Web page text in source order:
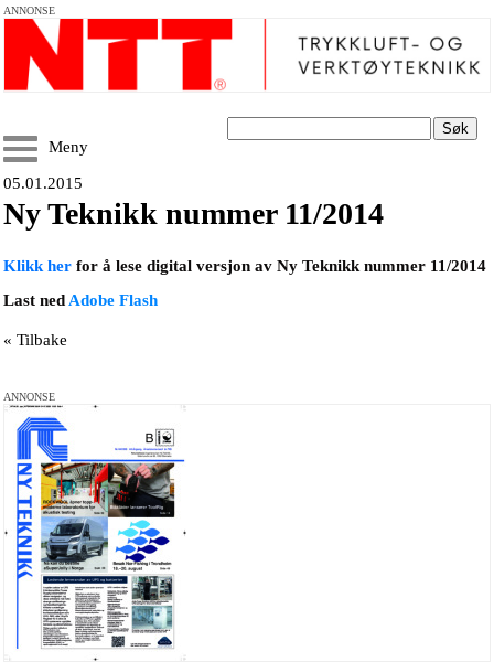
ANNONSE
Søk
Meny
05.01.2015
Ny Teknikk nummer 11/2014
Klikk her for å lese digital versjon av Ny Teknikk nummer 11/2014
Last ned Adobe Flash
« Tilbake
ANNONSE